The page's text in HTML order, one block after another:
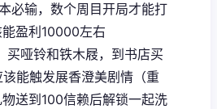
必输，数个周目开局才能打
盈利10000左右
买哑铃和铁木屐，到书店买
能触发展香澄美剧情（重
送到100信赖后解锁一起洗